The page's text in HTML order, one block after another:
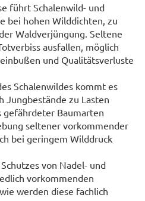
führt Schalenwild- und
bei hohen Wilddichten, zu
Waldverjüngung. Seltene
ausfallen, möglich
und Qualitätsverluste
Schalenwildes kommt es
Jungbestände zu Lasten
gefährdeter Baumarten
seltener vorkommender
bei geringem Wilddruck
von Nadel- und
vorkommenden
werden diese fachlich